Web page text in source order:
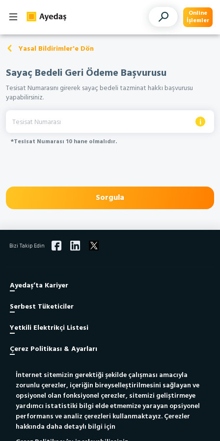
Online
İşlemler
Yasal Bildirimler'e Dön
Sayaç Bedeli Geri Ödeme Başvurusu
Tesisat Numarasını girerek sayaç bedeli tazminat hakkı başvurusu
yapabilirsiniz.
Tesisat Numarası
*Tesisat Numarası 10 hane olmalıdır.
Sorgula
Bizi Takip Edin
Ayedaş’ta Kariyer
Serbest Tüketiciler
Yetkili Elektrikçi Listesi
Çerez Politikası & Ayarları
Site Haritası
Bilgi Toplumu Hizmeti
Yetkili Elektrikçiler İçin Yeni Bağlantı Portalı
İnternet sitemizin gerektiği şekilde çalışması amacıyla
zorunlu çerezler, içeriğin bireyselleştirilmesini sağlayan ve
opsiyonel olan fonksiyonel çerezler, sitemizi geliştirmeye
yardımcı istatistiki bilgi elde etmemize yarayan opsiyonel
performans ve analiz çerezleri kullanmaktayız. Çerezler
hakkında daha detaylı bilgi için